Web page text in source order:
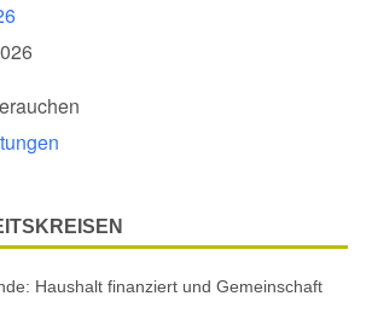
Haushalt finanziert und Gemeinschaft